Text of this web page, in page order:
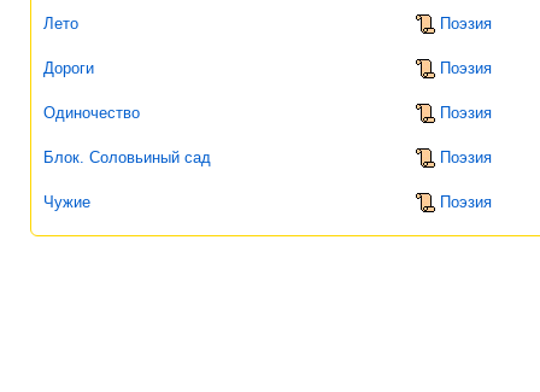
Лето Поэзия
Дороги Поэзия
Одиночество Поэзия
Блок. Соловьиный сад Поэзия
Чужие Поэзия